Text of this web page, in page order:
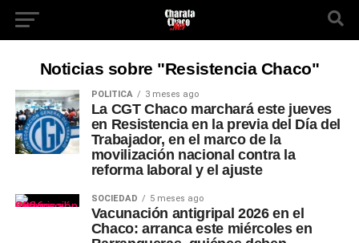
Noticias sobre "Resistencia Chaco"
POLÍTICA 3 meses ago
La CGT Chaco marchará este jueves
en Resistencia en la previa del Día del
Trabajador, en el marco de la
movilización nacional contra la
reforma laboral y el ajuste
SOCIEDAD 5 meses ago
Vacunación antigripal 2026 en el
Chaco: arranca este miércoles en